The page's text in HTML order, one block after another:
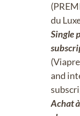
du
Single
and
Achat